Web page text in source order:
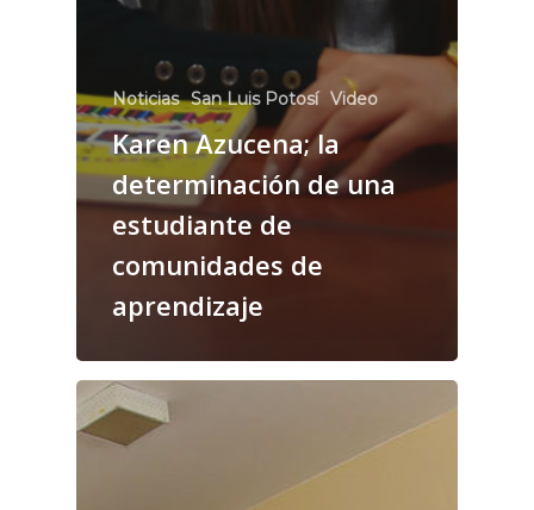
Noticias San Luis Potosí Video
Karen Azucena; la
determinación de una
estudiante de
comunidades de
aprendizaje